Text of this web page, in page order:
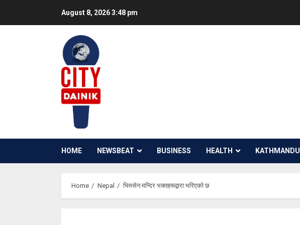
August 8, 20263:48 pm
HOME NEWSBEAT BUSINESS HEALTH KATHMANDU
Home Nepal भिमसेन मन्दिर भक्तहरूद्वारा भरिएको छ